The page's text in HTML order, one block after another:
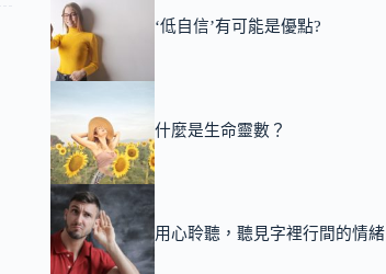
‘低自信’有可能是優點?
什麼是生命靈數？
用心聆聽，聽見字裡行間的情緒